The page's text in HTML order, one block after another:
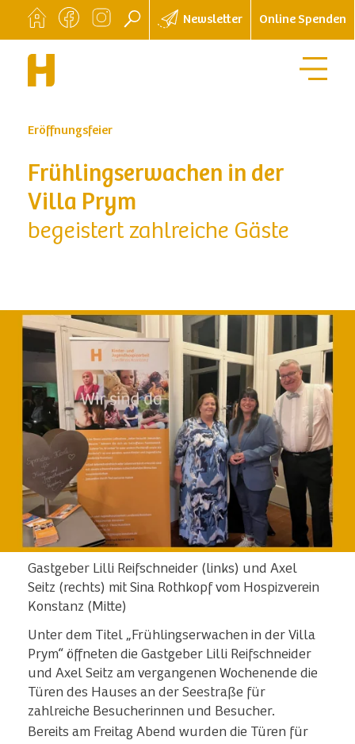
Newsletter Online Spenden
Eröffnungsfeier
Frühlings­erwachen in der
Villa Prym
begeistert zahlreiche Gäste
Gastgeber Lilli Reifschneider (links) und Axel
Seitz (rechts) mit Sina Rothkopf vom Hospizverein
Konstanz (Mitte)
Unter dem Titel „Frühlingserwachen in der Villa
Prym“ öffneten die Gastgeber Lilli Reifschneider
und Axel Seitz am vergangenen Wochenende die
Türen des Hauses an der Seestraße für
zahlreiche Besucherinnen und Besucher.
Bereits am Freitag Abend wurden die Türen für